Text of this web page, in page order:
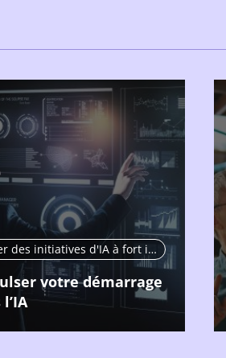
Porter des initiatives d'IA à fort impact
votre démarrage